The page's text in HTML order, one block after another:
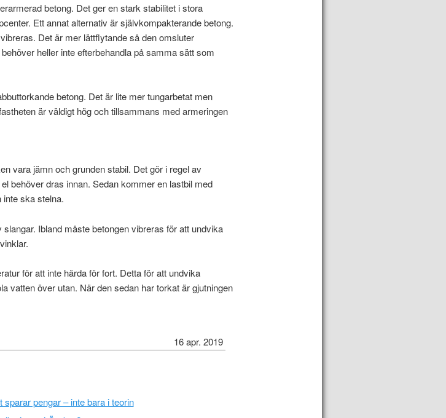
betong. Det ger en stark stabilitet i stora
Ett annat alternativ är självkompakterande betong.
Det är mer lättflytande så den omsluter
heller inte efterbehandla på samma sätt som
betong. Det är lite mer tungarbetat men
är väldigt hög och tillsammans med armeringen
vara jämn och grunden stabil. Det gör i regel av
behöver dras innan. Sedan kommer en lastbil med
inte ska stelna.
Ibland måste betongen vibreras för att undvika
för att inte härda för fort. Detta för att undvika
vatten över utan. När den sedan har torkat är gjutningen
16 apr. 2019
pengar – inte bara i teorin